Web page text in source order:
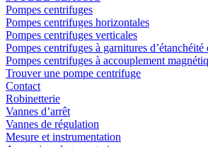
Pompes centrifuges
Pompes centrifuges horizontales
Pompes centrifuges verticales
Pompes centrifuges à garnitures d’étanchéité
Pompes centrifuges à accouplement
Trouver une pompe centrifuge
Contact
Robinetterie
Vannes d’arrêt
Vannes de régulation
Mesure et instrumentation